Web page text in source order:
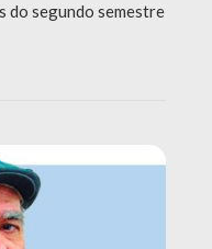
do segundo semestre